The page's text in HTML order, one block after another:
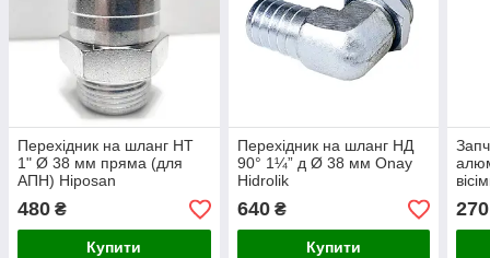
Перехідник на шланг НТ
1" Ø 38 мм пряма (для
АПН) Hiposan
480 ₴
Купити
Перехідник на шланг НД
90° 1¼” д Ø 38 мм Onay
Hidrolik
640₴
Купити
270